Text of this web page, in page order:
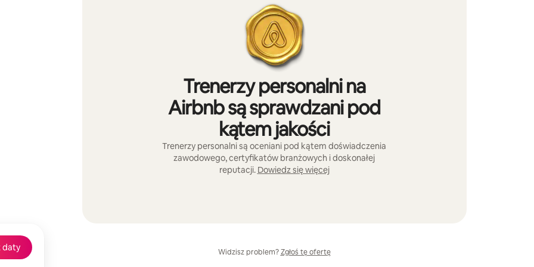
daty
Trenerzy personalni na
Airbnb są sprawdzani pod
kątem jakości
Trenerzy personalni są oceniani pod kątem doświadczenia
zawodowego, certyfikatów branżowych i doskonałej
reputacji. Dowiedz się więcej
Widzisz problem? Zgłoś tę ofertę